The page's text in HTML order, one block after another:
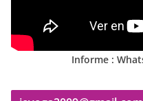
Informe :